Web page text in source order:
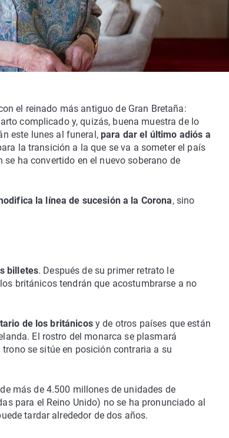
el reinado más antiguo de Gran Bretaña:
complicado y, quizás, buena muestra de lo
este lunes al funeral,para dar el último adiós a
la transición a la que se va a someter el país
ha convertido en el nuevo soberano de
la línea de sucesión a la Corona, sino
billetes. Después de su primer retrato le
británicos tendrán que acostumbrarse a no
de los británicosy de otros países que están
El rostro del monarca se plasmará
se sitúe en posición contraria a su
más de 4.500 millones de unidades de
para el Reino Unido) no se ha pronunciado al
tardar alrededor de dos años.